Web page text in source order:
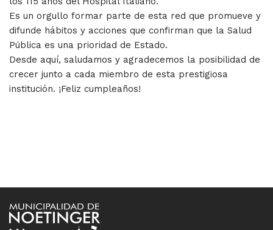
Es un orgullo formar parte de esta red que promueve y
difunde hábitos y acciones que confirman que la Salud
Pública es una prioridad de Estado.
Desde aquí, saludamos y agradecemos la posibilidad de
crecer junto a cada miembro de esta prestigiosa
institución. ¡Feliz cumpleaños!